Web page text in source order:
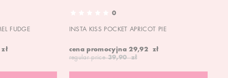
FUDGE
0
INSTA KISS POCKET APRICOT PIE
cena promocyjna 29,92 zł
regular price 39,90 zł